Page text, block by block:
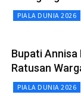
PIALA DUNIA 2026
Bupati Annisa
Ratusan
PIALA DUNIA 2026